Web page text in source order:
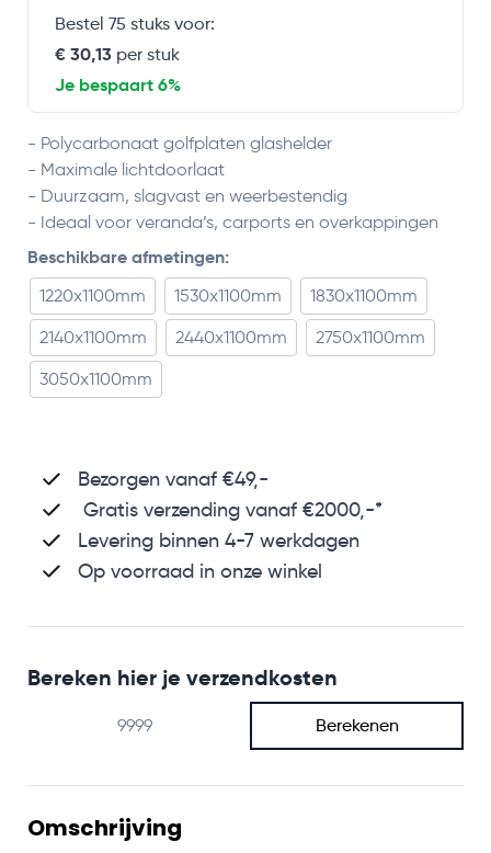
Bestel 75 stuks voor:
€ 30,13 per stuk
Je bespaart 6%
- Polycarbonaat golfplaten glashelder
- Maximale lichtdoorlaat
- Duurzaam, slagvast en weerbestendig
- Ideaal voor veranda’s, carports en overkappingen
Beschikbare afmetingen:
1220x1100mm 1530x1100mm
1830x1100mm
2140x1100mm
2440x1100mm
2750x1100mm
3050x1100mm
Bezorgen vanaf €49,-
Gratis verzending vanaf €2000,-*
Levering binnen 4-7 werkdagen
Op voorraad in onze winkel
Bereken hier je verzendkosten
Berekenen
Omschrijving